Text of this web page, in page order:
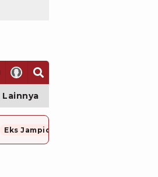
Lainnya